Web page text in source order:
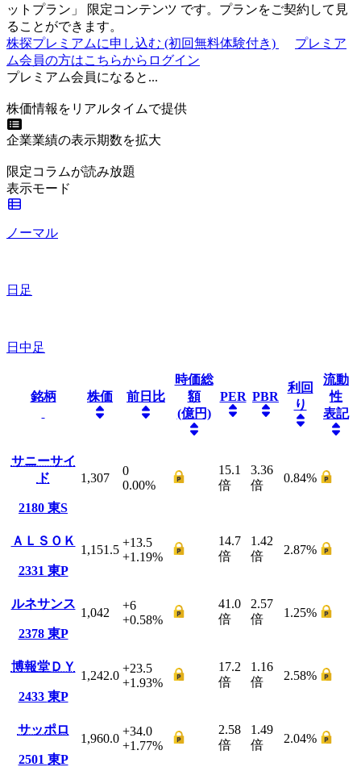
ットプラン 」 限定コンテンツ です。プランをご契約して見
ることができます。
株探プレミアムに申し込む (初回無料体験付き)
プレミア
ム会員の方はこちらからログイン
プレミアム会員になると...
株価情報をリアルタイムで提供
企業業績の表示期数を拡大
限定コラムが読み放題
表示モード
ノーマル
日足
日中足
銘柄 株価 前日比
時価総
額
(億円)
PER PBR
利回
り
流動
性
表記
サニーサイ
ド
2180 東S
1,307
0
0.00%
15.1
倍
3.36
倍
0.84%
ＡＬＳＯＫ
2331 東P
1,151.5
+13.5
+1.19%
14.7
倍
1.42
倍
2.87%
ルネサンス
2378 東P
1,042
+6
+0.58%
41.0
倍
2.57
倍
1.25%
博報堂ＤＹ
2433 東P
1,242.0
+23.5
+1.93%
17.2
倍
1.16
倍
2.58%
サッポロ
2501 東P
1,960.0
+34.0
+1.77%
2.58
倍
1.49
倍
2.04%